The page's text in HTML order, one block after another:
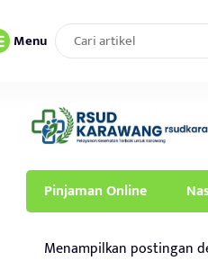
Menu
Pinjaman Online
Menampilkan postingan